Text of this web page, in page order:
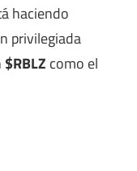
haciendo
privilegiada
$RBLZ como el